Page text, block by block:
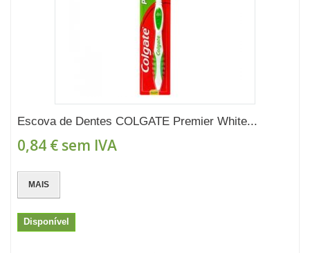
Escova de Dentes COLGATE Premier White...
0,84 € sem IVA
MAIS
Disponível